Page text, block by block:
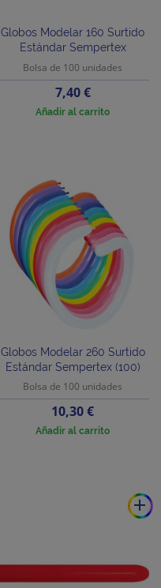
Globos Modelar 160 Surtido
Estándar Sempertex
Bolsa de 100 unidades
Precio
7,40 €
Añadir al carrito
Globos Modelar 260 Surtido
Estándar Sempertex (100)
Bolsa de 100 unidades
Precio
10,30 €
Añadir al carrito
add